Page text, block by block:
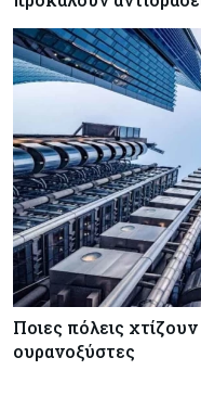
Ποιες πόλεις
ουρανοξύστες